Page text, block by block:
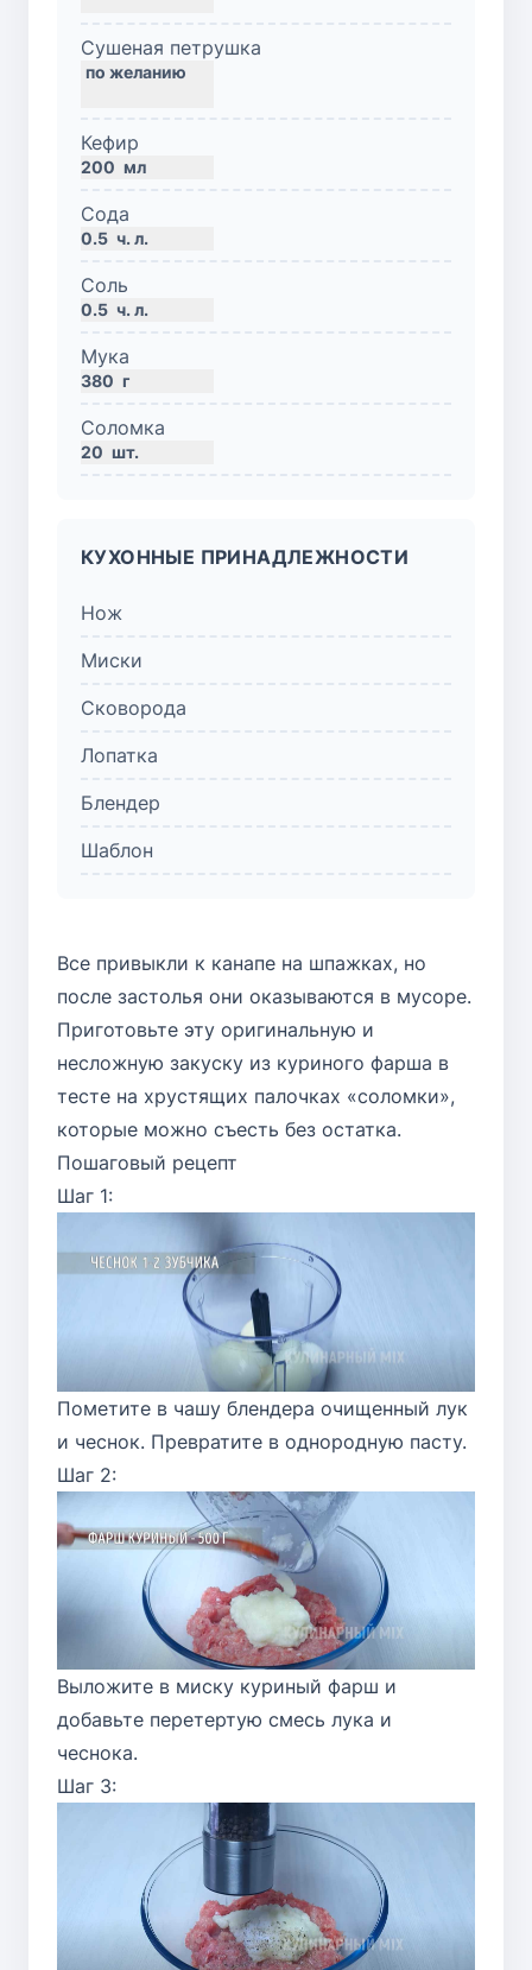
Сушеная петрушка
Кефир
200 мл
Сода
0.5 ч. л.
Соль
0.5 ч. л.
Мука
380 г
Соломка
20 шт.
КУХОННЫЕ ПРИНАДЛЕЖНОСТИ
Нож
Миски
Сковорода
Лопатка
Блендер
Шаблон
Все привыкли к канапе на шпажках, но
после застолья они оказываются в мусоре.
Приготовьте эту оригинальную и
несложную закуску из куриного фарша в
тесте на хрустящих палочках «соломки»,
которые можно съесть без остатка.
Пошаговый рецепт
Шаг 1:
Пометите в чашу блендера очищенный лук
и чеснок. Превратите в однородную пасту.
Шаг 2:
Выложите в миску куриный фарш и
добавьте перетертую смесь лука и
чеснока.
Шаг 3: